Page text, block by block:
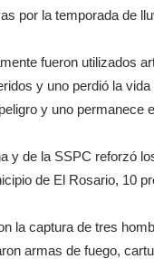
por la temporada de
fueron utilizados
y uno perdió la
y uno permanece
y de la SSPC reforzó
de El Rosario, 10
la captura de tres
armas de fuego,